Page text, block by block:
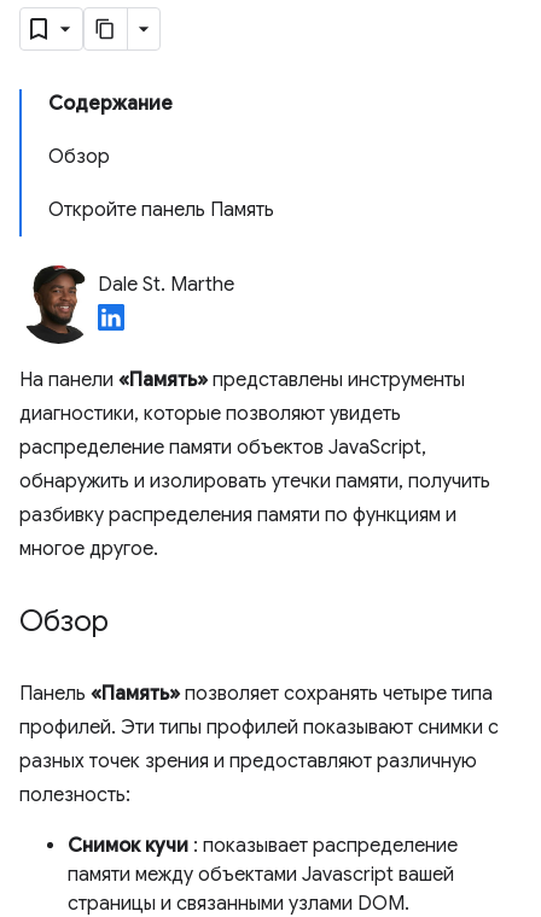
Содержание
Обзор
Откройте панель Память
Dale St. Marthe
На панели «Память» представлены инструменты
диагностики, которые позволяют увидеть
распределение памяти объектов JavaScript,
обнаружить и изолировать утечки памяти, получить
разбивку распределения памяти по функциям и
многое другое.
Обзор
Панель «Память» позволяет сохранять четыре типа
профилей. Эти типы профилей показывают снимки с
разных точек зрения и предоставляют различную
полезность:
Снимок кучи : показывает распределение
памяти между объектами Javascript вашей
страницы и связанными узлами DOM.